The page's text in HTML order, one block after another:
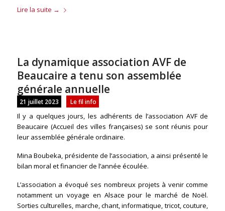
Lire la suite →
La dynamique association AVF de
Beaucaire a tenu son assemblée
générale annuelle
21 juillet 2023 Le fil info
Il y a quelques jours, les adhérents de l’association AVF de
Beaucaire (Accueil des villes françaises) se sont réunis pour
leur assemblée générale ordinaire.
Mina Boubeka, présidente de l’association, a ainsi présenté le
bilan moral et financier de l’année écoulée.
L’association a évoqué ses nombreux projets à venir comme
notamment un voyage en Alsace pour le marché de Noël.
Sorties culturelles, marche, chant, informatique, tricot, couture,